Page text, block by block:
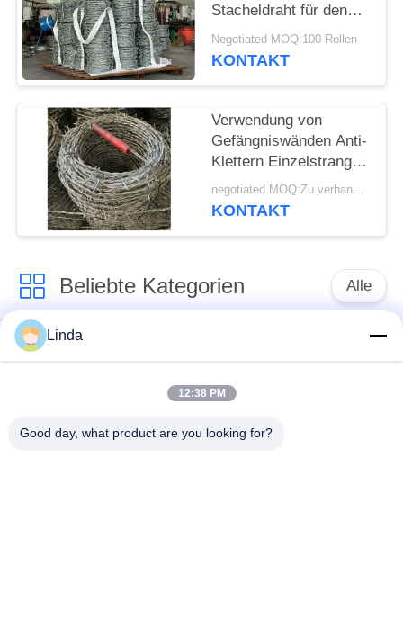
Stacheldraht für den
Grenzschutz
Negotiated MOQ:100 Rollen
KONTAKT
Verwendung von
Gefängniswänden Anti-
Klettern Einzelstrang
PVC beschichtet
Stacheldraht
negotiated MOQ:Zu verhandeln
KONTAKT
Beliebte Kategorien Alle
Defensive Sperre
Mit Sand gefüllte
Linda
12:38 PM
Good day, what product are you looking for?